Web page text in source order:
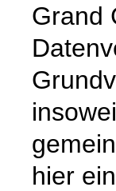
Grand
hier